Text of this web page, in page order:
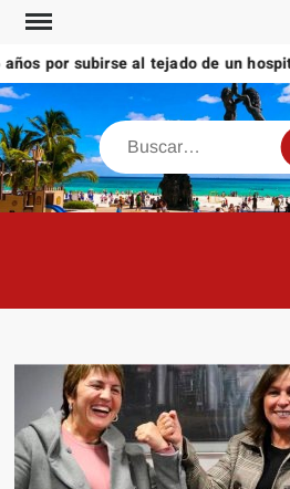
Saltar
contenido
por subirse al tejado de un hospital
Buscar